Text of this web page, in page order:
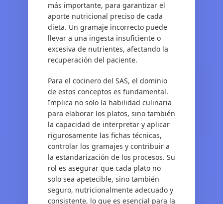
más importante, para garantizar el
aporte nutricional preciso de cada
dieta. Un gramaje incorrecto puede
llevar a una ingesta insuficiente o
excesiva de nutrientes, afectando la
recuperación del paciente.
Para el cocinero del SAS, el dominio
de estos conceptos es fundamental.
Implica no solo la habilidad culinaria
para elaborar los platos, sino también
la capacidad de interpretar y aplicar
rigurosamente las fichas técnicas,
controlar los gramajes y contribuir a
la estandarización de los procesos. Su
rol es asegurar que cada plato no
solo sea apetecible, sino también
seguro, nutricionalmente adecuado y
consistente, lo que es esencial para la